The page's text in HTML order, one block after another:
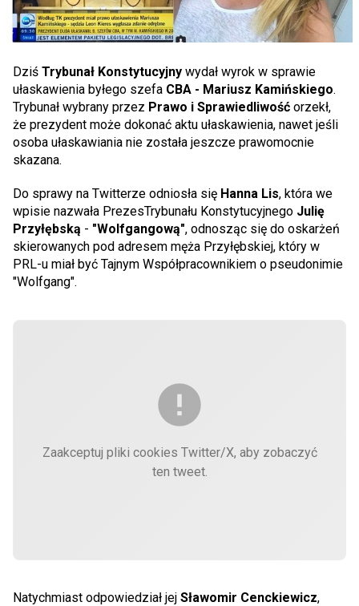
Dziś Trybunał Konstytucyjny wydał wyrok w sprawie
ułaskawienia byłego szefa CBA - Mariusz Kamińskiego.
Trybunał wybrany przez Prawo i Sprawiedliwość orzekł,
że prezydent może dokonać aktu ułaskawienia, nawet jeśli
osoba ułaskawiania nie została jeszcze prawomocnie
skazana.
Do sprawy na Twitterze odniosła się Hanna Lis, która we
wpisie nazwała PrezesTrybunału Konstytucyjnego Julię
Przyłębską - "Wolfgangową", odnosząc się do oskarżeń
skierowanych pod adresem męża Przyłębskiej, który w
PRL-u miał być Tajnym Współpracownikiem o pseudonimie
"Wolfgang".
Zaakceptuj pliki cookies Twitter/X, aby zobaczyć
ten tweet.
Natychmiast odpowiedział jej Sławomir Cenckiewicz,